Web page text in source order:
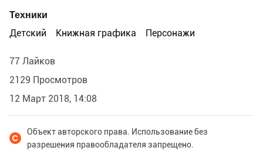
Техники
Детский
Книжная графика Персонажи
77 Лайков
2129 Просмотров
12 Март 2018, 14:08
Объект авторского права. Использование без
разрешения правообладателя запрещено.